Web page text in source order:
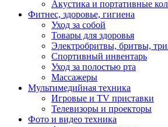
Акустика и портативные
Фитнес, здоровье, гигиена
Уход за собой
Товары для здоровья
Электробритвы, бритвы,
Спортивный инвентарь
Уход за полостью рта
Массажеры
Мультимедийная техника
Игровые и TV приставки
Телевизоры и проекторы
Фото и видео техника